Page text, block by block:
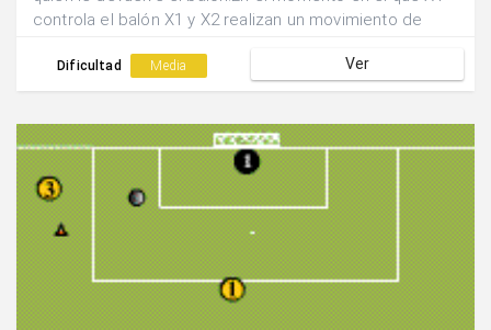
controla el balón X1 y X2 realizan un movimiento de
Dificultad Media Ver